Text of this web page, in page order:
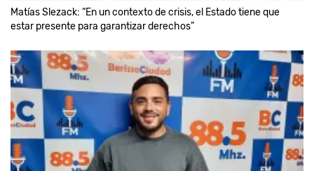
Matías Slezack: “En un contexto de crisis, el Estado tiene que
estar presente para garantizar derechos”